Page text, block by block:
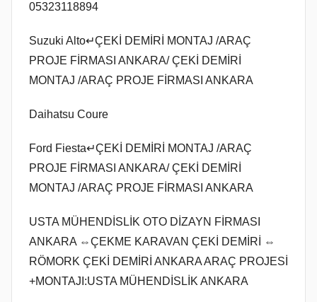
05323118894
Suzuki Alto↵ÇEKİ DEMİRİ MONTAJ /ARAÇ
PROJE FİRMASI ANKARA/ ÇEKİ DEMİRİ
MONTAJ /ARAÇ PROJE FİRMASI ANKARA
Daihatsu Coure
Ford Fiesta↵ÇEKİ DEMİRİ MONTAJ /ARAÇ
PROJE FİRMASI ANKARA/ ÇEKİ DEMİRİ
MONTAJ /ARAÇ PROJE FİRMASI ANKARA
USTA MÜHENDİSLİK OTO DİZAYN FİRMASI
ANKARA ⇔ÇEKME KARAVAN ÇEKİ DEMİRİ ⇔
RÖMORK ÇEKİ DEMİRİ ANKARA ARAÇ PROJESİ
+MONTAJI:USTA MÜHENDİSLİK ANKARA